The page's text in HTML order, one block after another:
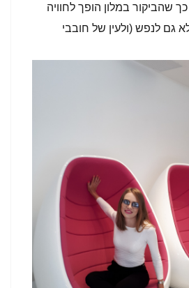
שהביקור במלון הופך לחוויה
גם לנפש (ולעין של חובבי